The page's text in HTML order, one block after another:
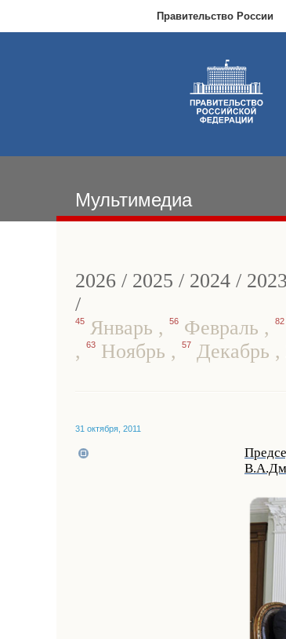
Правительство России
Мультимедиа
2026 / 2025 / 2024 / 2023
/
45 Январь , 56 Февраль , 82
,
63 Ноябрь , 57 Декабрь ,
31 октября, 2011